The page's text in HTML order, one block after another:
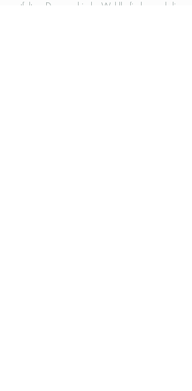
entfalten. Das psychische Wohlbefinden und die